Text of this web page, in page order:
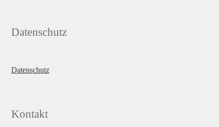
Datenschutz
Datenschutz
Kontakt